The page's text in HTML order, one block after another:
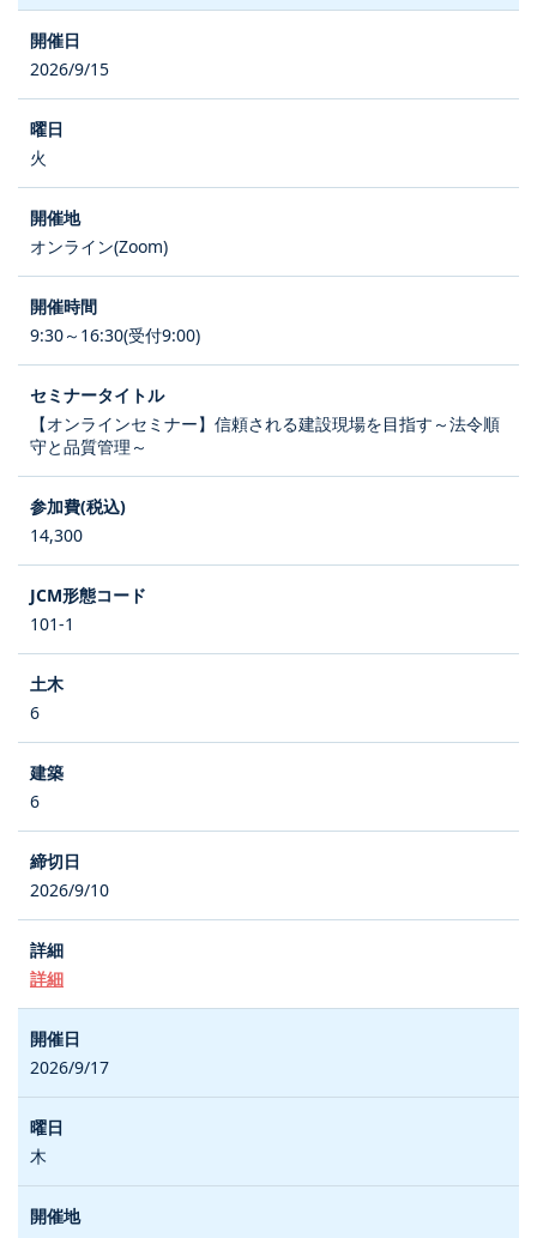
2026/9/15
火
オンライン(Zoom)
9:30～16:30(受付9:00)
【オンラインセミナー】信頼される建設現場を目指す～法令順
守と品質管理～
14,300
101-1
6
6
2026/9/10
詳細
2026/9/17
木